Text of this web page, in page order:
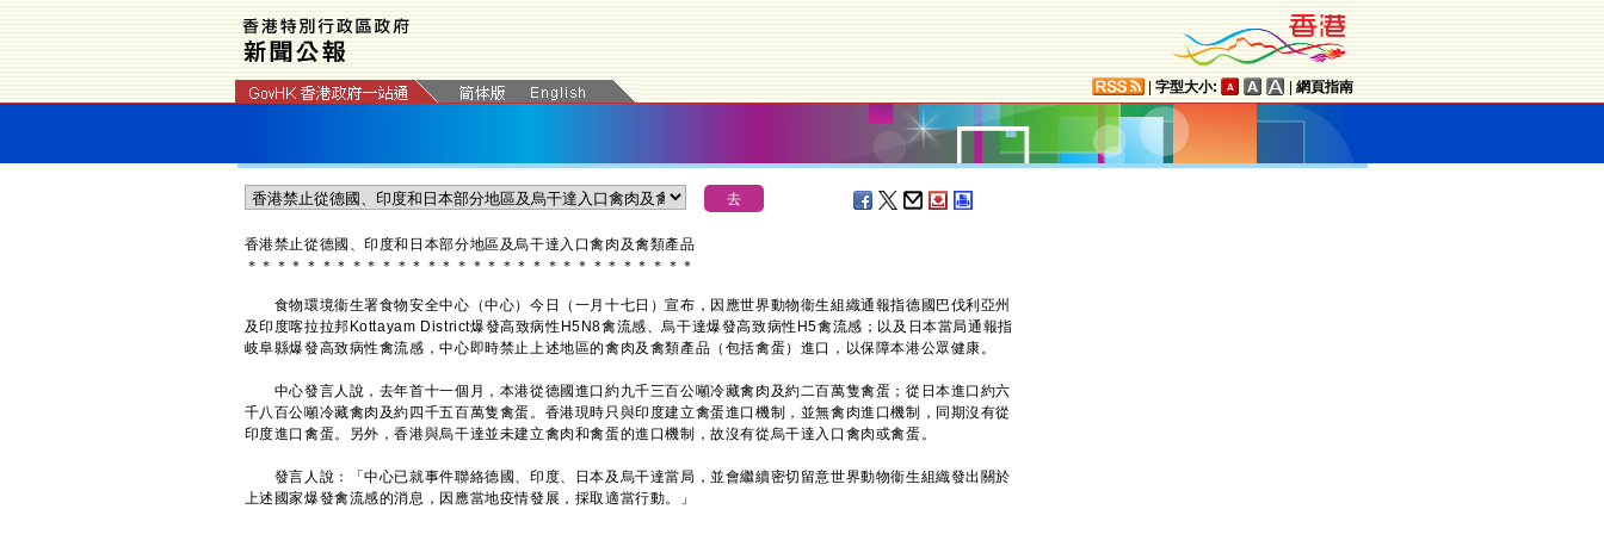
字型大小: 網頁指南
香港禁止從德國、印度和日本部分地區及烏干達入口禽肉及禽類產品
＊ ＊ ＊ ＊ ＊ ＊ ＊ ＊ ＊ ＊ ＊ ＊ ＊ ＊ ＊ ＊ ＊ ＊ ＊ ＊ ＊ ＊ ＊ ＊ ＊ ＊ ＊ ＊ ＊ ＊
食物環境衞生署食物安全中心（中心）今日（一月十七日）宣布，因應世界動物衞生組織通報指德國巴伐利亞州
及印度喀拉拉邦Kottayam District爆發高致病性H5N8禽流感、烏干達爆發高致病性H5禽流感；以及日本當局通報指
岐阜縣爆發高致病性禽流感，中心即時禁止上述地區的禽肉及禽類產品（包括禽蛋）進口，以保障本港公眾健康。
中心發言人說，去年首十一個月，本港從德國進口約九千三百公噸冷藏禽肉及約二百萬隻禽蛋；從日本進口約六
千八百公噸冷藏禽肉及約四千五百萬隻禽蛋。香港現時只與印度建立禽蛋進口機制，並無禽肉進口機制，同期沒有從
印度進口禽蛋。另外，香港與烏干達並未建立禽肉和禽蛋的進口機制，故沒有從烏干達入口禽肉或禽蛋。
發言人說：「中心已就事件聯絡德國、印度、日本及烏干達當局，並會繼續密切留意世界動物衞生組織發出關於
上述國家爆發禽流感的消息，因應當地疫情發展，採取適當行動。」